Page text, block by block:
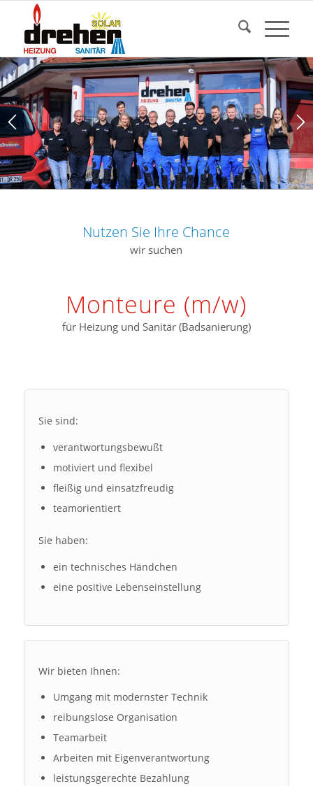
Nutzen Sie Ihre Chance
wir suchen
Monteure (m/w)
für Heizung und Sanitär (Badsanierung)
Sie sind:
verantwortungsbewußt
motiviert und flexibel
fleißig und einsatzfreudig
teamorientiert
Sie haben:
ein technisches Händchen
eine positive Lebenseinstellung
Wir bieten Ihnen:
Umgang mit modernster Technik
reibungslose Organisation
Teamarbeit
Arbeiten mit Eigenverantwortung
leistungsgerechte Bezahlung